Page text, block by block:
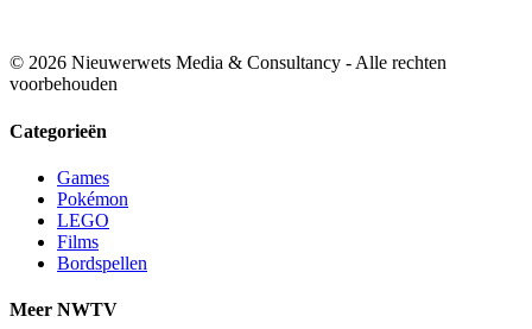
© 2026 Nieuwerwets Media & Consultancy - Alle rechten
voorbehouden
Categorieën
Games
Pokémon
LEGO
Films
Bordspellen
Meer NWTV